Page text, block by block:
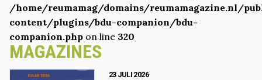
/home/reumamag/domains/reumamagazine.nl/
content/plugins/bdu-companion/bdu-
companion.php on line 320
MAGAZINES
23 JULI 2026